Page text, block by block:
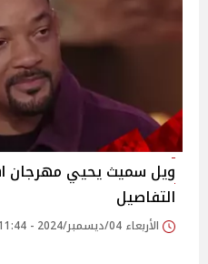
التفاصيل
الأربعاء 04/ديسمبر/2024 - 11:44 ص